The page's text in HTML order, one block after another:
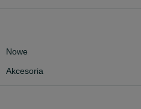
Nowe
Akcesoria